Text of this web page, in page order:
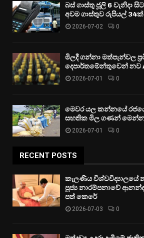
බස් ගාස්තු ජූලි 6 වැනිදා
අවම ගාස්තුව රුපියල්
2026-07-02 0
මිලදී ගන්නා මත්පැන්වල
දෙපාර්තමේන්තුවෙන් නව
2026-07-01 0
මෙවර යල කන්නයේ
සහතික මිල ගණන්
2026-07-01 0
RECENT POSTS
කැලණිය විශ්වවිද්‍යාලයේ
පූජ්‍ය නාරම්පනාවේ
පත් කෙරේ
2026-07-03 0